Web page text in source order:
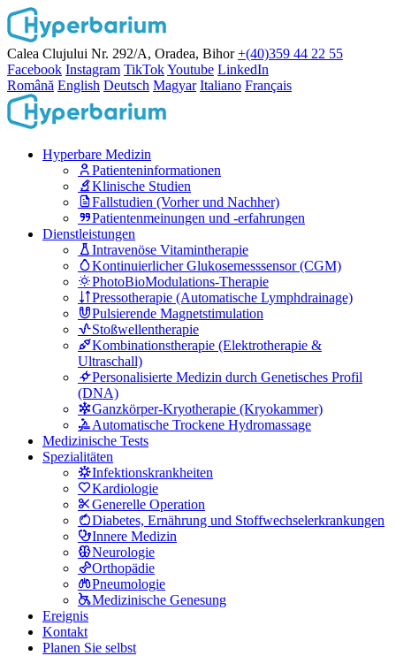
Calea Clujului Nr. 292/A, Oradea, Bihor +(40)359 44 22 55
Facebook Instagram TikTokYoutube LinkedIn
Română English Deutsch Magyar Italiano Français
Hyperbare Medizin
Patienteninformationen
Klinische Studien
Fallstudien (Vorher und Nachher)
Patientenmeinungen und -erfahrungen
Dienstleistungen
Intravenöse Vitamintherapie
Kontinuierlicher Glukosemesssensor (CGM)
PhotoBioModulations-Therapie
Pressotherapie (Automatische Lymphdrainage)
Pulsierende Magnetstimulation
Stoßwellentherapie
Kombinationstherapie (Elektrotherapie &
Ultraschall)
Personalisierte Medizin durch Genetisches Profil
(DNA)
Ganzkörper-Kryotherapie (Kryokammer)
Automatische Trockene Hydromassage
Medizinische Tests
Spezialitäten
Infektionskrankheiten
Kardiologie
Generelle Operation
Diabetes, Ernährung und Stoffwechselerkrankungen
Innere Medizin
Neurologie
Orthopädie
Pneumologie
Medizinische Genesung
Ereignis
Kontakt
Planen Sie selbst